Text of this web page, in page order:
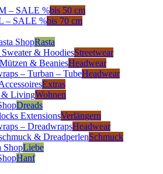
– SALE %bis 50 cm
– SALE %bis 70 cm
ShopRasta
Sweater & HoodiesStreetwear
& BeaniesHeadwear
– Turban – TubeHeadwear
Extras
& LivingWohnen
Dreads
ExtensionsVerlängern
– DreadwrapsHeadwear
& DreadperlenSchmuck
ShopLiebe
Hanf